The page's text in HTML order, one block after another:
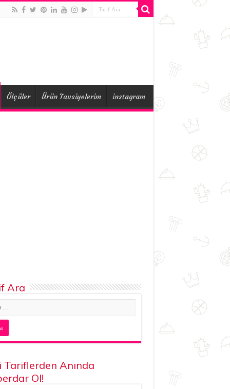
Ölçüler Ürün Tavsiyelerim instagram
Ara
Tariflerden Anında
Ol!